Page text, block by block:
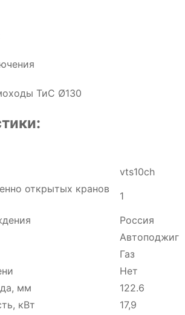
ТиС Ø130
vts10ch
открытых кранов
1
Россия
Автоподжиг
Газ
Нет
мм
122.6
кВт
17,9